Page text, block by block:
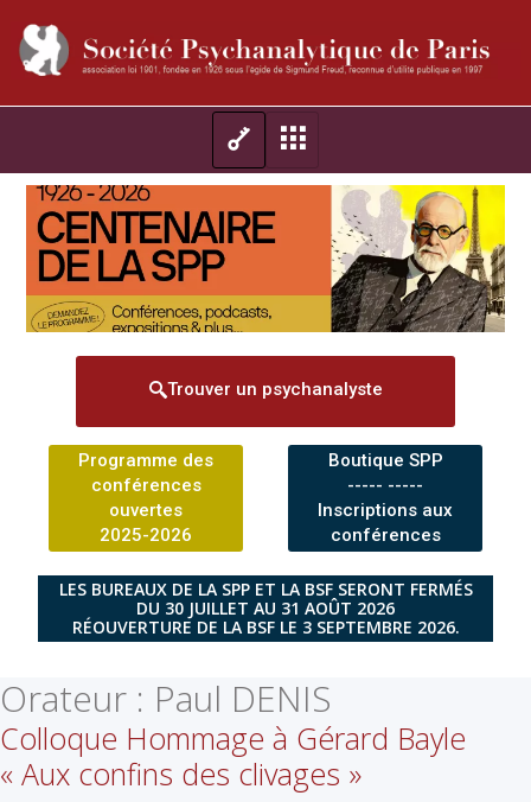
Trouver un psychanalyste
Programme des
conférences
ouvertes
2025-2026
Boutique SPP
----- -----
Inscriptions aux
conférences
LES BUREAUX DE LA SPP ET LA BSF SERONT FERMÉS
DU 30 JUILLET AU 31 AOÛT 2026
RÉOUVERTURE DE LA BSF LE 3 SEPTEMBRE 2026.
Orateur : Paul DENIS
Colloque Hommage à Gérard Bayle
« Aux confins des clivages »